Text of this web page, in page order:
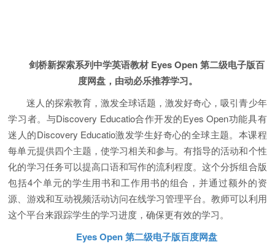
剑桥新探索系列中学英语教材 Eyes Open 第二级电子版百
度网盘，由动必乐推荐学习。
迷人的探索教育，激发全球话题，激发好奇心，吸引青少年
学习者。与Discovery Educatio合作开发的Eyes Open功能具有
迷人的Discovery Educatio激发学生好奇心的全球主题。本课程
每单元提供四个主题，使学习相关和参与。有指导的活动和个性
化的学习任务可以提高口语和写作的流利程度。这个分拆组合版
包括4个单元的学生用书和工作用书的组合，并通过额外的资
源、游戏和互动视频活动访问在线学习管理平台。教师可以利用
这个平台来跟踪学生的学习进度，确保更有效的学习。
Eyes Open 第二级电子版百度网盘